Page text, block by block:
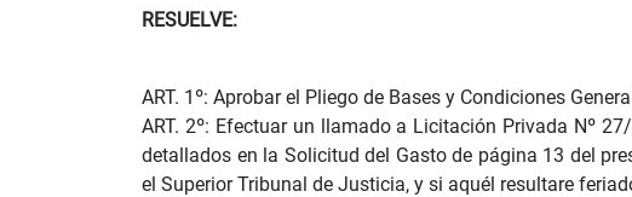
RESUELVE:
ART. 1º: Aprobar el Pliego de Bases y Condiciones
ART. 2º: Efectuar un llamado a Licitación Privada Nº
detallados en la Solicitud del Gasto de página 13 del
el Superior Tribunal de Justicia, y si aquél resultare